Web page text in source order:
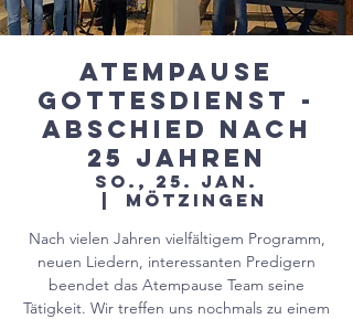
Atempause
Gottesdienst -
Abschied nach
25 Jahren
So., 25. Jan.
Mötzingen
Nach vielen Jahren vielfältigem Programm,
neuen Liedern, interessanten Predigern
beendet das Atempause Team seine
Tätigkeit. Wir treffen uns nochmals zu einem